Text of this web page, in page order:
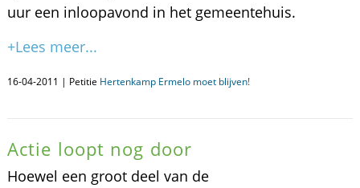
uur een inloopavond in het gemeentehuis.
+Lees meer...
16-04-2011 | Petitie Hertenkamp Ermelo moet blijven!
Actie loopt nog door
Hoewel een groot deel van de